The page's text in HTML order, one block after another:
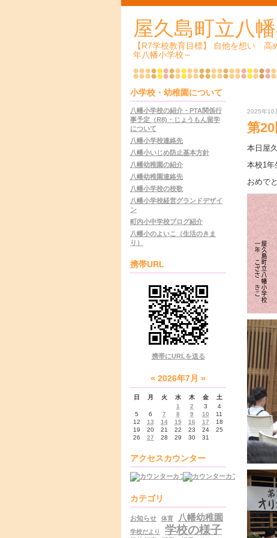
屋久島町立八
【R7学校教育目標】 自他を想い
年八幡小学校～
小学校・幼稚園について
八幡小学校の紹介・PTA関係行
事予定（R8)・じょうもん留学
について
八幡小学校連絡先
八幡小いじめ防止基本方針
八幡幼稚園の紹介
八幡幼稚園連絡先
八幡小学校の校歌
八幡小学校経営グランドデザイ
ン
町内小中学校ブログ紹介
八幡小のよいこ（生活のきま
り）
携帯URL
携帯にURLを送る
« 2026年7月 »
日 月 火 水 木 金
土
1
2 3
4
5
6 7 8 9 10
11
12
13 14 15 16 17
18
19
20 21 22 23 24
25
26
27 28 29 30 31
アクセスカウンター
カテゴリ
お知らせ 体育 八幡幼稚園
学校だより 学校の様子
2025年10
第
本日屋
本校1年
おめで